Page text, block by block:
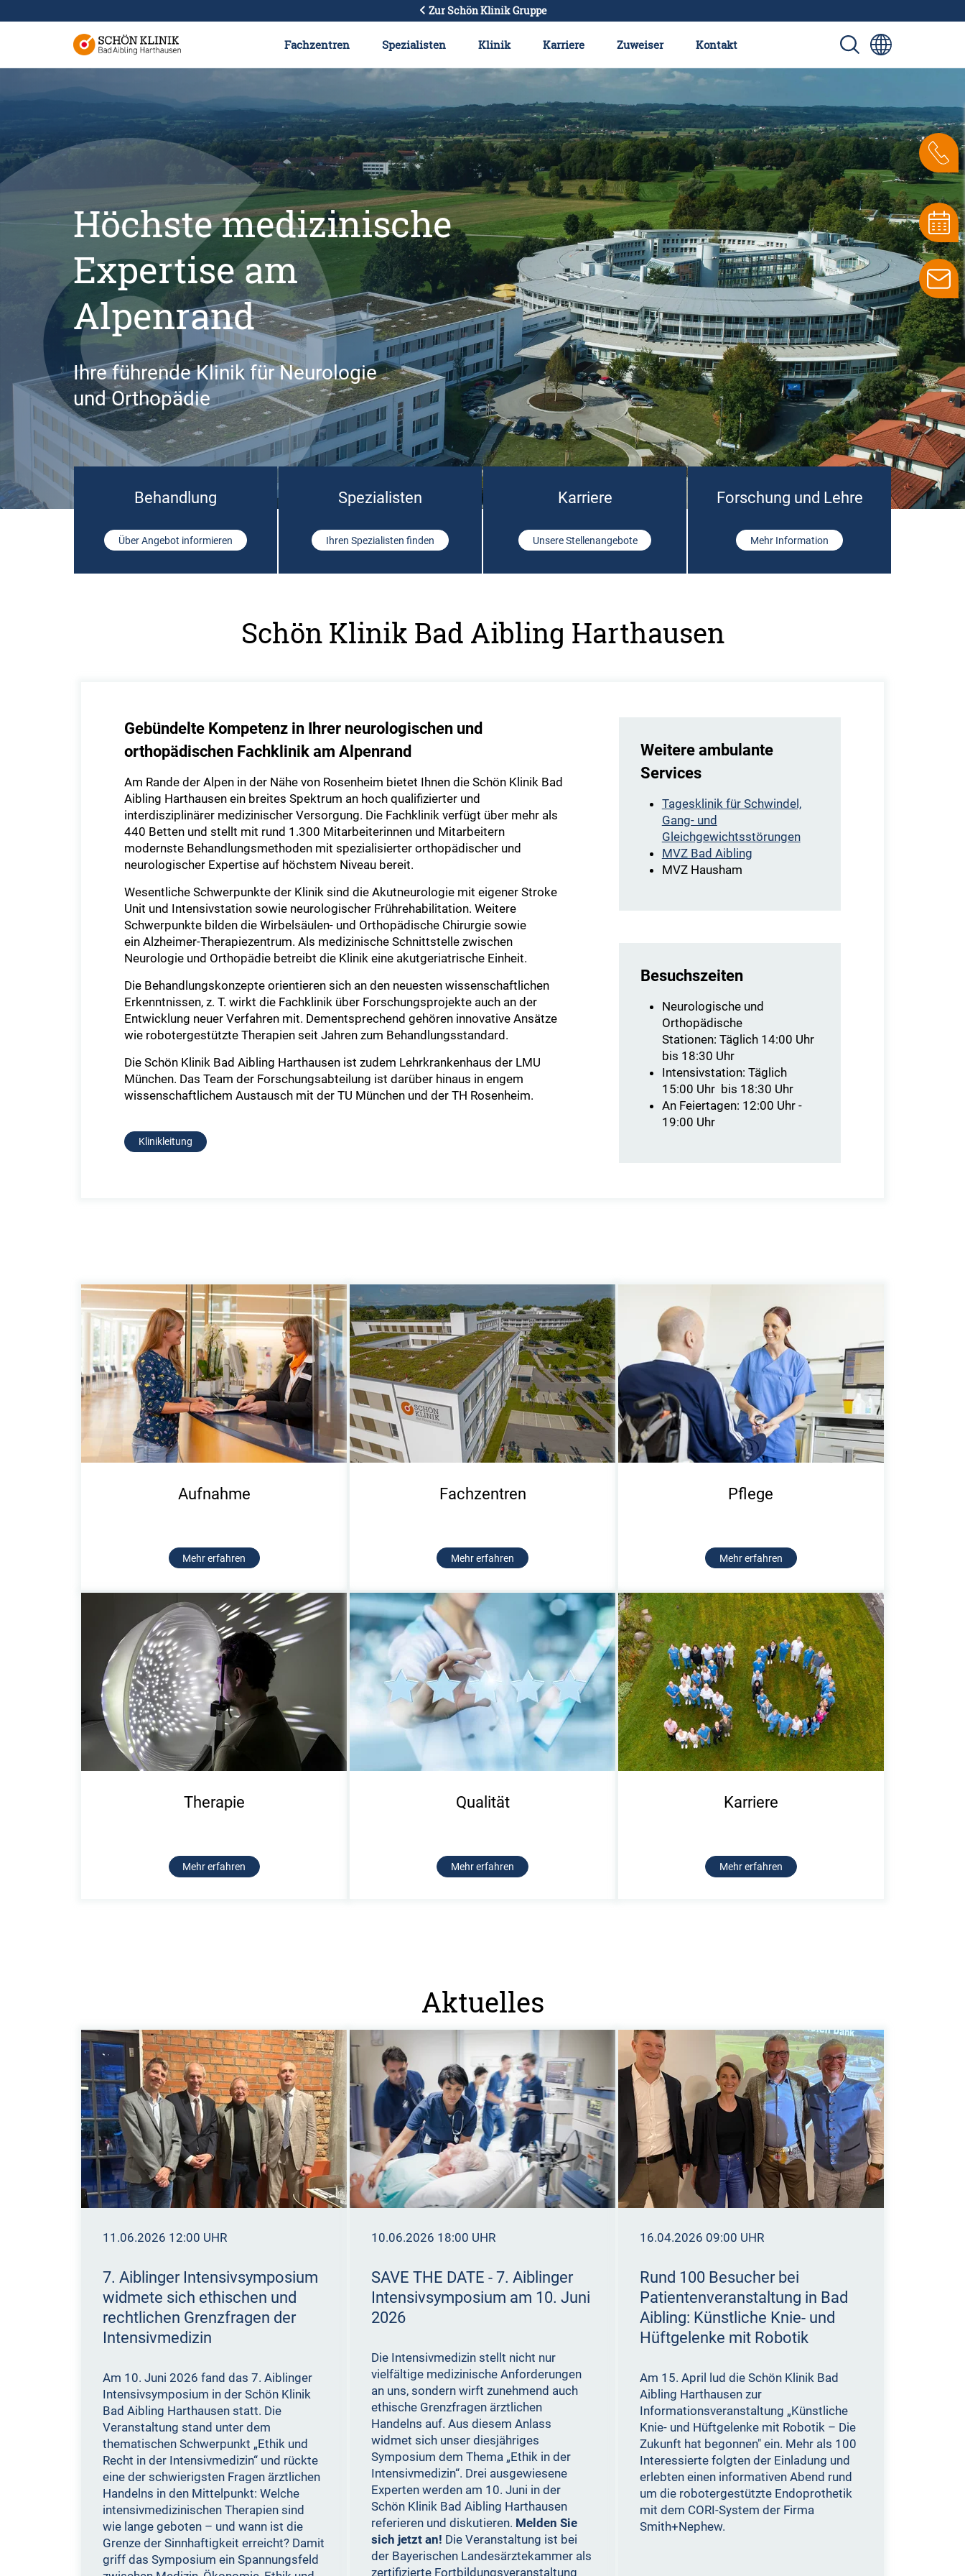
Zur Schön Klinik Gruppe
Fachzentren Spezialisten Klinik Karriere Zuweiser Kontakt
Höchste medizinische
Expertise am
Alpenrand
Ihre führende Klinik für Neurologie
und Orthopädie
Behandlung
Über Angebot informieren
Spezialisten
Ihren Spezialisten finden
Karriere
Unsere Stellenangebote
Forschung und Lehre
Mehr Information
Schön Klinik Bad Aibling Harthausen
Gebündelte Kompetenz in Ihrer neurologischen und
orthopädischen Fachklinik am Alpenrand
Am Rande der Alpen in der Nähe von Rosenheim bietet Ihnen die Schön Klinik Bad
Aibling Harthausen ein breites Spektrum an hoch qualifizierter und
interdisziplinärer medizinischer Versorgung. Die Fachklinik verfügt über mehr als
440 Betten und stellt mit rund 1.300 Mitarbeiterinnen und Mitarbeitern
modernste Behandlungsmethoden mit spezialisierter orthopädischer und
neurologischer Expertise auf höchstem Niveau bereit.
Wesentliche Schwerpunkte der Klinik sind die Akutneurologie mit eigener Stroke
Unit und Intensivstation sowie neurologischer Frührehabilitation. Weitere
Schwerpunkte bilden die Wirbelsäulen- und Orthopädische Chirurgie sowie
ein Alzheimer-Therapiezentrum. Als medizinische Schnittstelle zwischen
Neurologie und Orthopädie betreibt die Klinik eine akutgeriatrische Einheit.
Die Behandlungskonzepte orientieren sich an den neuesten wissenschaftlichen
Erkenntnissen, z. T. wirkt die Fachklinik über Forschungsprojekte auch an der
Entwicklung neuer Verfahren mit. Dementsprechend gehören innovative Ansätze
wie robotergestützte Therapien seit Jahren zum Behandlungsstandard.
Die Schön Klinik Bad Aibling Harthausen ist zudem Lehrkrankenhaus der LMU
München. Das Team der Forschungsabteilung ist darüber hinaus in engem
wissenschaftlichem Austausch mit der TU München und der TH Rosenheim.
Klinikleitung
Weitere ambulante
Services
Tagesklinik für Schwindel,
Gang- und
Gleichgewichtsstörungen
MVZ Bad Aibling
MVZ Hausham
Besuchszeiten
Neurologische und
Orthopädische
Stationen: Täglich 14:00 Uhr
bis 18:30 Uhr
Intensivstation: Täglich
15:00 Uhr bis 18:30 Uhr
An Feiertagen: 12:00 Uhr -
19:00 Uhr
Aufnahme
Mehr erfahren
Fachzentren
Mehr erfahren
Pflege
Mehr erfahren
Therapie
Mehr erfahren
Qualität
Mehr erfahren
Karriere
Mehr erfahren
Aktuelles
11.06.2026 12:00 UHR
7. Aiblinger Intensivsymposium
widmete sich ethischen und
rechtlichen Grenzfragen der
Intensivmedizin
Am 10. Juni 2026 fand das 7. Aiblinger
Intensivsymposium in der Schön Klinik
Bad Aibling Harthausen statt. Die
Veranstaltung stand unter dem
thematischen Schwerpunkt „Ethik und
Recht in der Intensivmedizin“ und rückte
eine der schwierigsten Fragen ärztlichen
Handelns in den Mittelpunkt: Welche
intensivmedizinischen Therapien sind
wie lange geboten – und wann ist die
Grenze der Sinnhaftigkeit erreicht? Damit
griff das Symposium ein Spannungsfeld
10.06.2026 18:00 UHR
SAVE THE DATE - 7. Aiblinger
Intensivsymposium am 10. Juni
2026
Die Intensivmedizin stellt nicht nur
vielfältige medizinische Anforderungen
an uns, sondern wirft zunehmend auch
ethische Grenzfragen ärztlichen
Handelns auf. Aus diesem Anlass
widmet sich unser diesjähriges
Symposium dem Thema „Ethik in der
Intensivmedizin“. Drei ausgewiesene
Experten werden am 10. Juni in der
Schön Klinik Bad Aibling Harthausen
referieren und diskutieren. Melden Sie
sich jetzt an! Die Veranstaltung ist bei
der Bayerischen Landesärztekammer als
zertifizierte Fortbildungsveranstaltung
16.04.2026 09:00 UHR
Rund 100 Besucher bei
Patientenveranstaltung in Bad
Aibling: Künstliche Knie- und
Hüftgelenke mit Robotik
Am 15. April lud die Schön Klinik Bad
Aibling Harthausen zur
Informationsveranstaltung „Künstliche
Knie- und Hüftgelenke mit Robotik – Die
Zukunft hat begonnen" ein. Mehr als 100
Interessierte folgten der Einladung und
erlebten einen informativen Abend rund
um die robotergestützte Endoprothetik
mit dem CORI-System der Firma
Smith+Nephew.